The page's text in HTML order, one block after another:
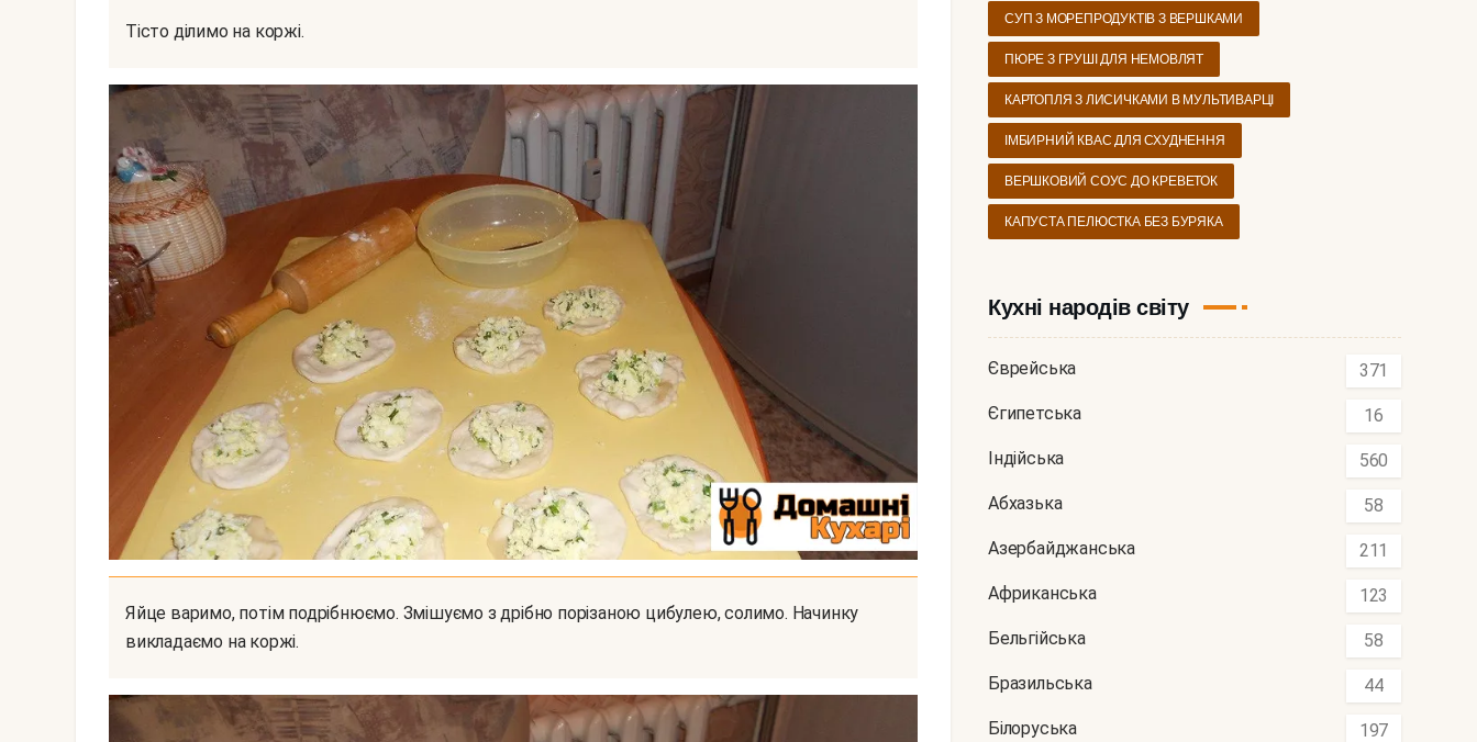
Тісто ділимо на коржі.
Яйце варимо, потім подрібнюємо. Змішуємо з дрібно порізаною цибулею, солимо. Начинку
викладаємо на коржі.
СУП З МОРЕПРОДУКТІВ З ВЕРШКАМИ
ПЮРЕ З ГРУШІ ДЛЯ НЕМОВЛЯТ
КАРТОПЛЯ З ЛИСИЧКАМИ В МУЛЬТИВАРЦІ
ІМБИРНИЙ КВАС ДЛЯ СХУДНЕННЯ
ВЕРШКОВИЙ СОУС ДО КРЕВЕТОК
КАПУСТА ПЕЛЮСТКА БЕЗ БУРЯКА
Кухні народів світу
Єврейська 371
Єгипетська 16
Індійська 560
Абхазька 58
Азербайджанська 211
Африканська 123
Бельгійська 58
Бразильська 44
Білоруська 197